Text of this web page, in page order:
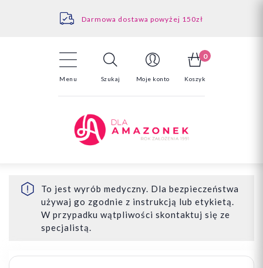
Darmowa dostawa powyżej 150zł
Odstąpienie od umowy - tutaj
Menu Szukaj Moje konto
0
Koszyk
To jest wyrób medyczny. Dla bezpieczeństwa
używaj go zgodnie z instrukcją lub etykietą.
W przypadku wątpliwości skontaktuj się ze
specjalistą.